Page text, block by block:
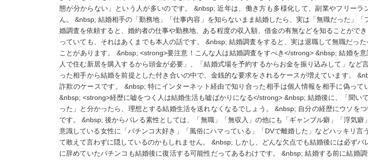
態が分からない」という人が多いのです。 &nbsp; 近年は、働き方も多様化して、副業やフリー
ん。 &nbsp; 結婚相手の「勤務地」「仕事内容」を知らないまま結婚したら、実は「無職だった」
婚調査を依頼すると、婚約者の仕事や勤務地、ある程度の収入額、借金の有無などを知ることがで
っていても、それはあくまでも本人の話です。 &nbsp; 結婚調査をすると、実は退職して無職だっ
ことがあります。 &nbsp; <strong>要注意！こんな人は結婚調査をすべき</strong> &nbsp; 結婚を
人で住む新居を購入するから頭金が必要」、「結婚式場を予約するからお金を振り込みして」な
った相手から結婚を前提とした付き合いの中で、金銭的な要求をされるケースが増えています。
詐欺のケースです。 &nbsp; 特にインターネット経由で知り合った相手は個人情報を相手に偽っ
&nbsp; <strong>経歴に嘘をつく人は結婚生活も嘘ばかりになる</strong> &nbsp; 結婚後に、「聞
った」と分かったら、理想とする結婚生活を送れなくなるでしょう。 &nbsp; 自分の経歴にウソを
です。 &nbsp; 後からバレる素性としては、「無職」「無収入」の他にも「ギャンブル癖」「浮気
意識している女性に「バチンコ大好き」「風俗にハマっている」「DVで離婚した」などハッキリ
て敢えて言わずに隠しているのかもしれません。 &nbsp; しかし、どんな欠点でも結婚後には必ず
に辞めていたパチンコも結婚後に復活する可能性だってあるわけです。 &nbsp; 結婚する前に結婚